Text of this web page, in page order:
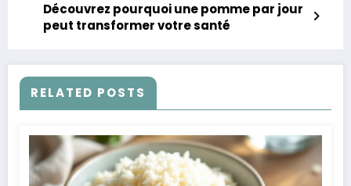
Découvrez pourquoi une pomme par jour
peut transformer votre santé
RELATED POSTS